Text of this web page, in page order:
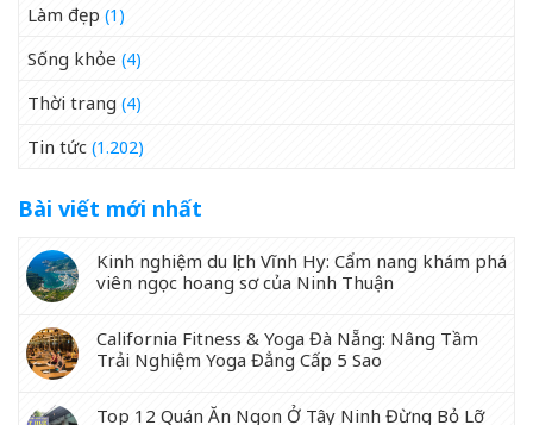
Làm đẹp (1)
Sống khỏe (4)
Thời trang (4)
Tin tức (1.202)
Bài viết mới nhất
Kinh nghiệm du lịch Vĩnh Hy: Cẩm nang khám phá
viên ngọc hoang sơ của Ninh Thuận
California Fitness & Yoga Đà Nẵng: Nâng Tầm
Trải Nghiệm Yoga Đẳng Cấp 5 Sao
Top 12 Quán Ăn Ngon Ở Tây Ninh Đừng Bỏ Lỡ